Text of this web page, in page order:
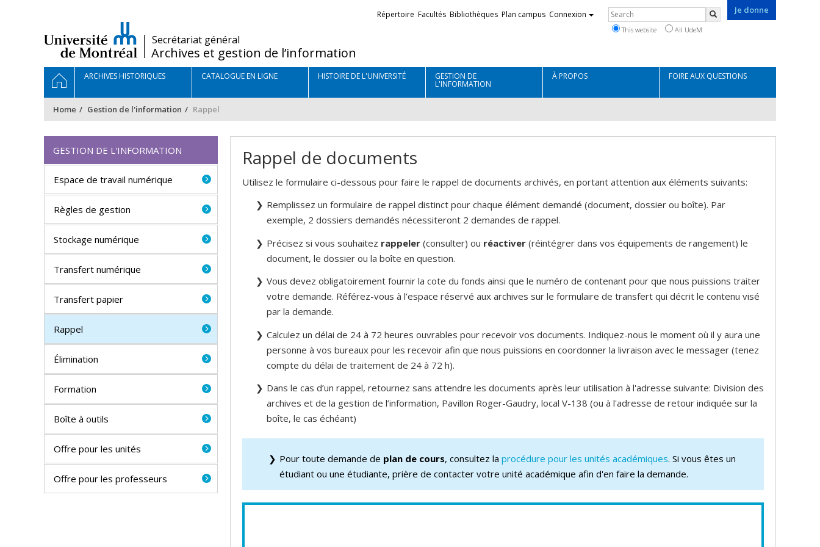
/
Secrétariat général
Archives et gestion de l’information
Je donne
Liens
Répertoire Facultés Bibliothèques Plan campus Connexion Rechercher
This website All UdeM
Navigation
principale
HOMEARCHIVES HISTORIQUES CATALOGUE EN LIGNE HISTOIRE DE L'UNIVERSITÉ GESTION DE
L'INFORMATION
À PROPOS FOIRE AUX QUESTIONS
Home Gestion de l'information Rappel
Rappel de documents
Utilisez le formulaire ci-dessous pour faire le rappel de documents archivés, en portant attention aux éléments suivants:
Remplissez un formulaire de rappel distinct pour chaque élément demandé (document, dossier ou boîte). Par
exemple, 2 dossiers demandés nécessiteront 2 demandes de rappel.
Précisez si vous souhaitez rappeler (consulter) ou réactiver (réintégrer dans vos équipements de rangement) le
document, le dossier ou la boîte en question.
Vous devez obligatoirement fournir la cote du fonds ainsi que le numéro de contenant pour que nous puissions traiter
votre demande. Référez-vous à l’espace réservé aux archives sur le formulaire de transfert qui décrit le contenu visé
par la demande.
Calculez un délai de 24 à 72 heures ouvrables pour recevoir vos documents. Indiquez-nous le moment où il y aura une
personne à vos bureaux pour les recevoir afin que nous puissions en coordonner la livraison avec le messager (tenez
compte du délai de traitement de 24 à 72 h).
Dans le cas d’un rappel, retournez sans attendre les documents après leur utilisation à l'adresse suivante: Division des
archives et de la gestion de l’information, Pavillon Roger-Gaudry, local V-138 (ou à l'adresse de retour indiquée sur la
boîte, le cas échéant)
Pour toute demande de plan de cours, consultez la procédure pour les unités académiques. Si vous êtes un
étudiant ou une étudiante, prière de contacter votre unité académique afin d'en faire la demande.
GESTION DE L'INFORMATION
Espace de travail numérique
Règles de gestion
Stockage numérique
Transfert numérique
Transfert papier
Rappel
Élimination
Formation
Boîte à outils
Offre pour les unités
Offre pour les professeurs